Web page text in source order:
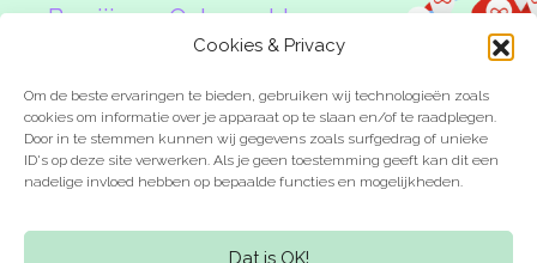
Cookies & Privacy
Om de beste ervaringen te bieden, gebruiken wij technologieën zoals
cookies om informatie over je apparaat op te slaan en/of te raadplegen.
Door in te stemmen kunnen wij gegevens zoals surfgedrag of unieke
ID's op deze site verwerken. Als je geen toestemming geeft kan dit een
nadelige invloed hebben op bepaalde functies en mogelijkheden.
Dat is OK!
Ben jij een Onbeperkte
Laat je inspireren